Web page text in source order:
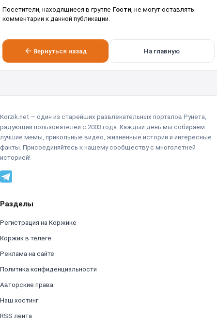
Посетители, находящиеся в группе Гости, не могут оставлять
комментарии к данной публикации.
Вернуться назад На главную
Korzik.net — один из старейших развлекательных порталов Рунета,
радующий пользователей с 2003 года. Каждый день мы собираем
лучшие мемы, прикольные видео, жизненные истории и интересные
факты. Присоединяйтесь к нашему сообществу с многолетней
историей!
Разделы
Регистрация на Коржике
Коржик в телеге
Реклама на сайте
Политика конфиденциальности
Авторские права
Наш хостинг
RSS лента